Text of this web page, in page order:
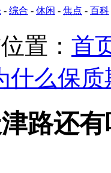
- 综合 - 休闲 - 焦点 - 百科
置： 首
什么保
津路还